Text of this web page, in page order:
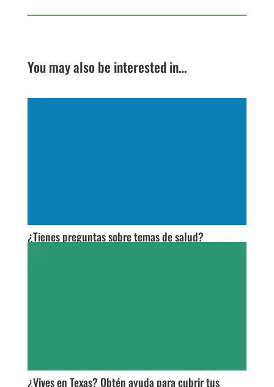
You may also be interested in…
¿Tienes preguntas sobre temas de salud?
¿Vives en Texas? Obtén ayuda para cubrir tus